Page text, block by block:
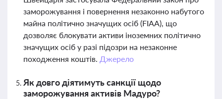
заморожування і повернення незаконно набутого
майна політично значущих осіб (FIAA), що
дозволяє блокувати активи іноземних політично
значущих осіб у разі підозри на незаконне
походження коштів. Джерело
Як довго діятимуть санкції щодо
заморожування активів Мадуро?